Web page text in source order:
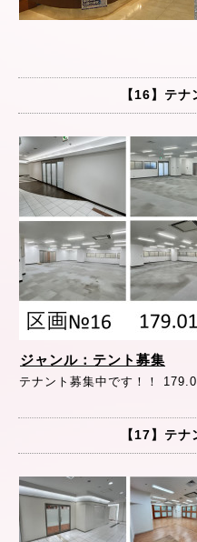
【16】テナ
ジャンル：テント募集
テナント募集中です！！
【17】テナ